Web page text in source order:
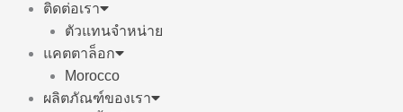
ติดต่อเรา
ตัวแทนจำหน่าย
แคตตาล็อก
Morocco
ผลิตภัณฑ์ของเรา